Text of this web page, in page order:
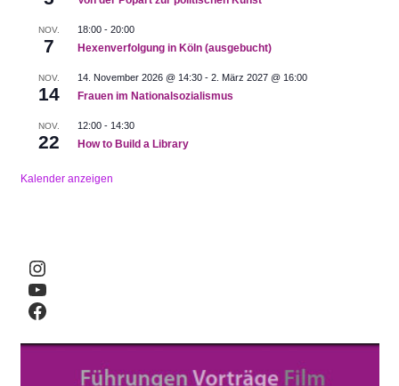
AUG.
Frauen im deutschen Kolonialismus
14:00
3, KÖLN +1 WEITERE
SEP.
Frauen als Designerinnen
17:00
NOV.
7
18:00- 20:00
Hexenverfolgung in Köln (ausgebucht)
NOV.
14
14. November 2026 @ 14:30- 2. März 2027 @ 16:00
Frauen im Nationalsozialismus
NOV.
22
12:00- 14:30
How to Build a Library
Kalender anzeigen
Instagram
YouTube
Facebook